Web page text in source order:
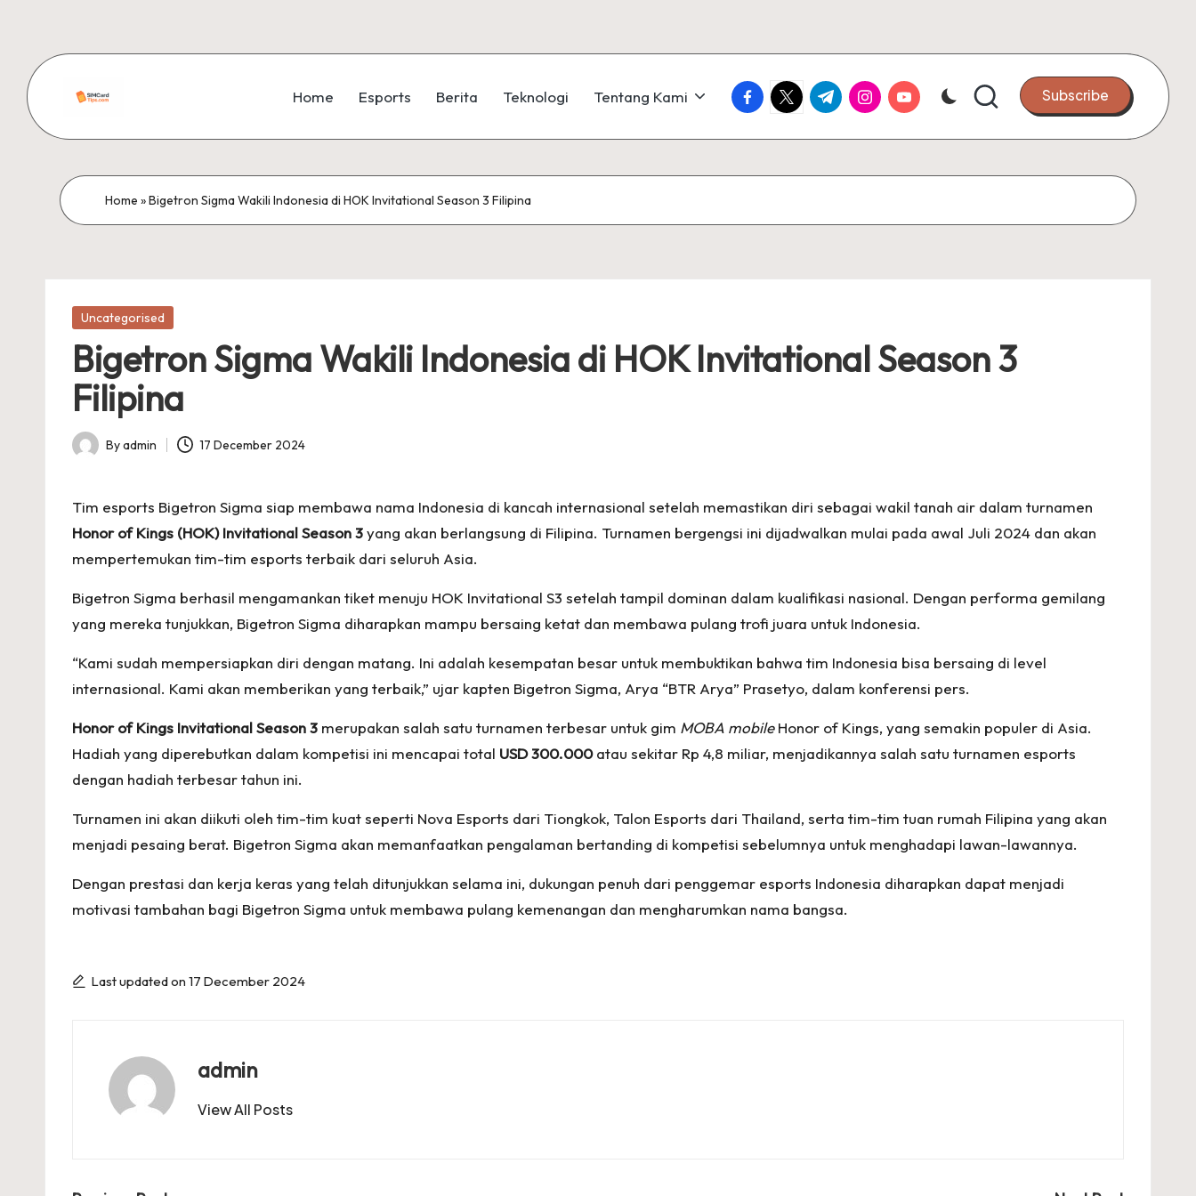
content
si
m
c
r
d
ti
p
s
Home Esports Berita Teknologi Tentang Kami facebook.com
twitter.com
t.me instagram.com
youtube.com Subscribe
Home »Bigetron Sigma Wakili Indonesia di HOK Invitational Season 3 Filipina
Posted
Uncategorised
Bigetron Sigma Wakili Indonesia di HOK Invitational Season 3
Filipina
Posted
Byadmin 17 December 2024
Tim esports Bigetron Sigma siap membawa nama Indonesia di kancah internasional setelah memastikan diri sebagai wakil tanah air dalam turnamen
Honor of Kings (HOK) Invitational Season 3yang akan berlangsung di Filipina. Turnamen bergengsi ini dijadwalkan mulai pada awal Juli 2024 dan akan
mempertemukan tim-tim esports terbaik dari seluruh Asia.
Bigetron Sigma berhasil mengamankan tiket menuju HOK Invitational S3 setelah tampil dominan dalam kualifikasi nasional. Dengan performa gemilang
yang mereka tunjukkan, Bigetron Sigma diharapkan mampu bersaing ketat dan membawa pulang trofi juara untuk Indonesia.
“Kami sudah mempersiapkan diri dengan matang. Ini adalah kesempatan besar untuk membuktikan bahwa tim Indonesia bisa bersaing di level
internasional. Kami akan memberikan yang terbaik,” ujar kapten Bigetron Sigma, Arya “BTR Arya” Prasetyo, dalam konferensi pers.
Honor of Kings Invitational Season 3 merupakan salah satu turnamen terbesar untuk gim MOBA mobileHonor of Kings, yang semakin populer di Asia.
Hadiah yang diperebutkan dalam kompetisi ini mencapai total USD 300.000atau sekitar Rp 4,8 miliar, menjadikannya salah satu turnamen esports
dengan hadiah terbesar tahun ini.
Turnamen ini akan diikuti oleh tim-tim kuat seperti Nova Esports dari Tiongkok, Talon Esports dari Thailand, serta tim-tim tuan rumah Filipina yang akan
menjadi pesaing berat. Bigetron Sigma akan memanfaatkan pengalaman bertanding di kompetisi sebelumnya untuk menghadapi lawan-lawannya.
Dengan prestasi dan kerja keras yang telah ditunjukkan selama ini, dukungan penuh dari penggemar esports Indonesia diharapkan dapat menjadi
motivasi tambahan bagi Bigetron Sigma untuk membawa pulang kemenangan dan mengharumkan nama bangsa.
Last updated on 17 December 2024
admin
View All Posts